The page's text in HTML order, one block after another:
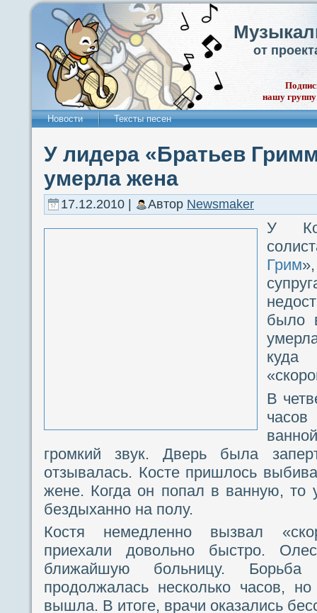
от
нашу
Новости Тексты песен
У лидера «Братьев
умерла жена
17.12.2010 | Автор Newsmaker
У
Грим
было
куда
В
громкий звук. Дверь была
отзывалась. Косте пришлось
жене. Когда он попал в ванную,
бездыханно на полу.
Костя немедленно вызвал
приехали довольно быстро.
ближайшую больницу.
продолжалась несколько часов,
вышла. В итоге, врачи оказались